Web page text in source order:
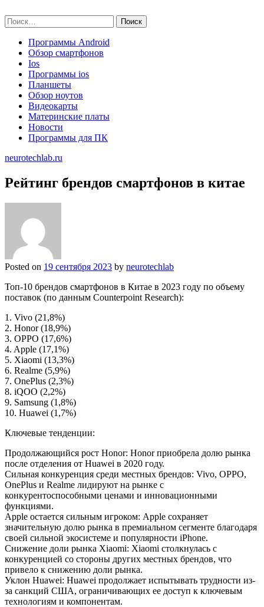
to
content
Найти:
Программы Android
Обзор смартфонов
Ios
Программы ios
Планшеты
Обзор ноутов
Видеокарты
Материнские платы
Новости
Программы для ПК
neurotechlab.ru
Рейтинг брендов смартфонов в китае
Posted on 19 сентября 2023 by neurotechlab
Топ-10 брендов смартфонов в Китае в 2023 году по объему
поставок (по данным Counterpoint Research):
1. Vivo (21,8%)
2. Honor (18,9%)
3. OPPO (17,6%)
4. Apple (17,1%)
5. Xiaomi (13,3%)
6. Realme (5,9%)
7. OnePlus (2,3%)
8. iQOO (2,2%)
9. Samsung (1,8%)
10. Huawei (1,7%)
Ключевые тенденции:
Продолжающийся рост Honor: Honor приобрела долю рынка
после отделения от Huawei в 2020 году.
Сильная конкуренция среди местных брендов: Vivo, OPPO,
OnePlus и Realme лидируют на рынке с
конкурентоспособными ценами и инновационными
функциями.
Apple остается сильным игроком: Apple сохраняет
значительную долю рынка в премиальном сегменте благодаря
своей сильной экосистеме и популярности iPhone.
Снижение доли рынка Xiaomi: Xiaomi столкнулась с
конкуренцией со стороны других местных брендов, что
привело к снижению доли рынка.
Уклон Huawei: Huawei продолжает испытывать трудности из-
за санкций США, ограничивающих ее доступ к ключевым
технологиям и компонентам.